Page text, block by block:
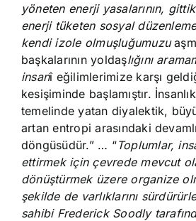
yöneten enerji yasalarının,
enerji tüketen sosyal
kendi izole olmuşluğumuzu
başkalarının yoldaşlığını
insanî eğilimlerimize karşı
kesişiminde başlamıştır.
temelinde yatan diyalektik,
artan entropi arasındaki
döngüsüdür.” … “Toplumlar,
ettirmek için çevrede mevcut
dönüştürmek üzere organize
şekilde de varlıklarını
sahibi Frederick Soodly